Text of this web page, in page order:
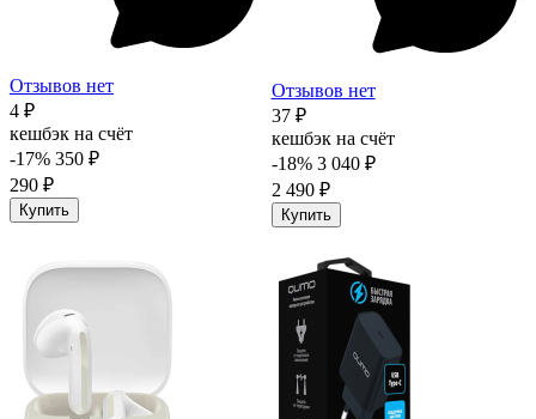
Отзывов нет
4 ₽
кешбэк на счёт
-17% 350 ₽
290 ₽
Купить
Отзывов нет
37 ₽
кешбэк на счёт
-18% 3 040 ₽
2 490 ₽
Купить